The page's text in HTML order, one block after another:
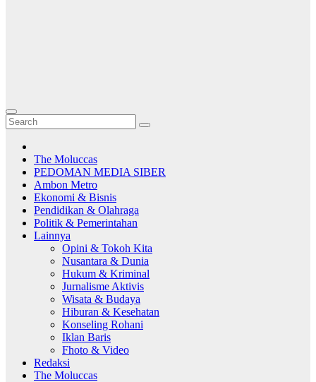
The Moluccas
PEDOMAN MEDIA SIBER
Ambon Metro
Ekonomi & Bisnis
Pendidikan & Olahraga
Politik & Pemerintahan
Lainnya
Opini & Tokoh Kita
Nusantara & Dunia
Hukum & Kriminal
Jurnalisme Aktivis
Wisata & Budaya
Hiburan & Kesehatan
Konseling Rohani
Iklan Baris
Fhoto & Video
Redaksi
The Moluccas